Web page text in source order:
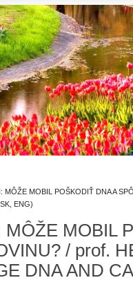
MÔŽE MOBIL POŠKODIŤ DNA A
ENG)
MOBIL
/ prof.
DNA AND